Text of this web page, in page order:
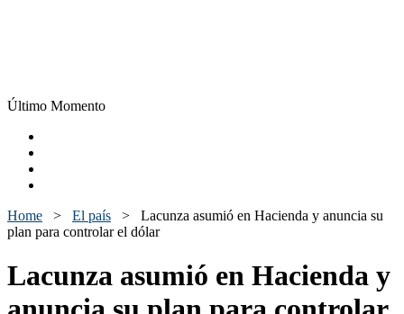
Último Momento
Home > El país > Lacunza asumió en Hacienda y anuncia su
plan para controlar el dólar
Lacunza asumió en Hacienda y